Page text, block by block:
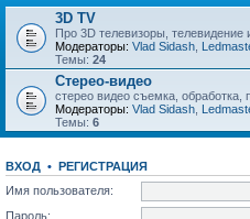
3D TV
Про 3D телевизоры, телевидение
Модераторы: Vlad Sidash
Темы: 24
Стерео-видео
стерео видео съемка,
Модераторы: Vlad Sidash
Темы: 6
ВХОД • РЕГИСТРАЦИЯ
Имя пользователя:
Пароль: